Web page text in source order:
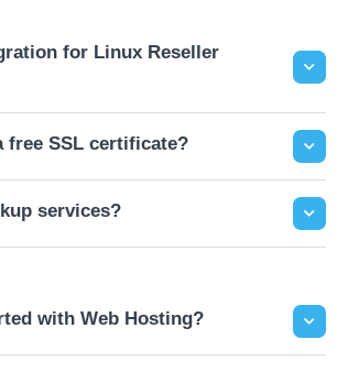
for Linux Reseller
free SSL certificate?
services?
with Web Hosting?